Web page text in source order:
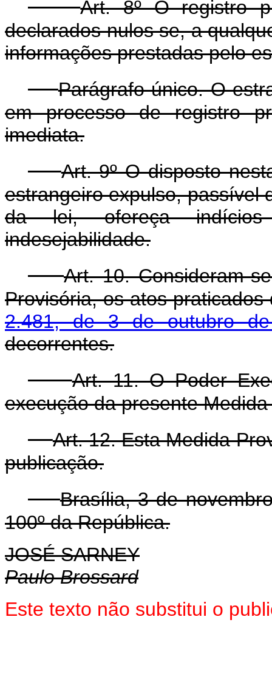
Art. 8º O registro
declarados nulos se, a
informações prestadas pelo
Parágrafo único. O
em processo de registro
imediata.
Art. 9º O disposto
estrangeiro expulso, passível
da lei, ofereça
indesejabilidade.
Art. 10. Consideram-
Provisória, os atos
2.481, de 3 de outubro
decorrentes.
Art. 11. O Poder
execução da presente
Art. 12. Esta Medida
publicação.
Brasília, 3 de
100º da República.
JOSÉ SARNEY
Paulo Brossard
Este texto não substitui o